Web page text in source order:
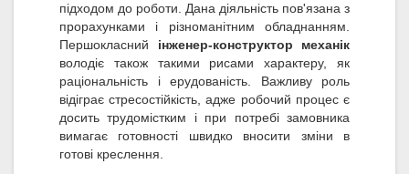
підходом до роботи. Дана діяльність пов'язана з
прорахунками і різноманітним обладнанням.
Першокласний інженер-конструктор механік
володіє також такими рисами характеру, як
раціональність і ерудованість. Важливу роль
відіграє стресостійкість, адже робочий процес є
досить трудомістким і при потребі замовника
вимагає готовності швидко вносити зміни в
готові креслення.